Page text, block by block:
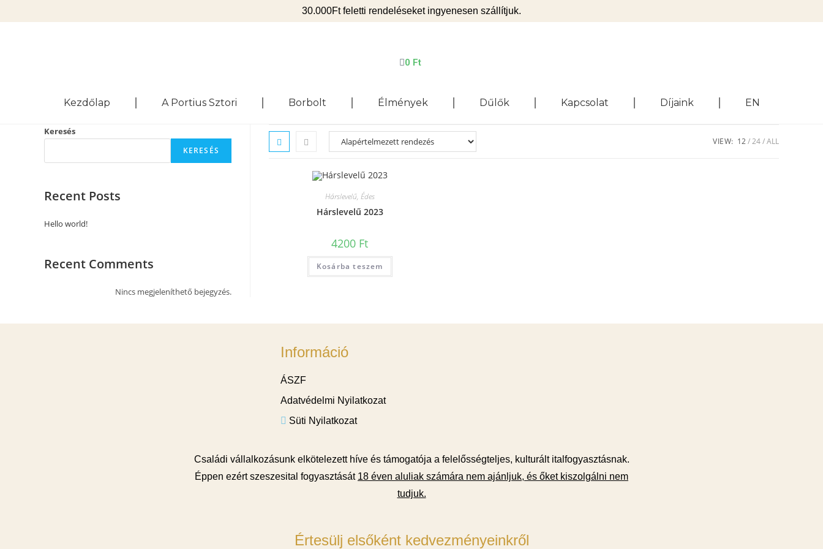
30.000Ft feletti rendeléseket ingyenesen szállítjuk.
0 Ft
Kezdőlap A Portius Sztori Borbolt Élmények Dűlők Kapcsolat Díjaink EN
VIEW: 12 24 ALL
Hárslevelű, Édes
Hárslevelű 2023
4200 Ft
Kosárba teszem
Keresés
KERESÉS
Recent Posts
Hello world!
Recent Comments
Nincs megjeleníthető bejegyzés.
Információ
ÁSZF
Adatvédelmi Nyilatkozat
Süti Nyilatkozat
Családi vállalkozásunk elkötelezett híve és támogatója a felelősségteljes, kulturált italfogyasztásnak.
Éppen ezért szeszesital fogyasztását 18 éven aluliak számára nem ajánljuk, és őket kiszolgálni nem
tudjuk.
Értesülj elsőként kedvezményeinkről